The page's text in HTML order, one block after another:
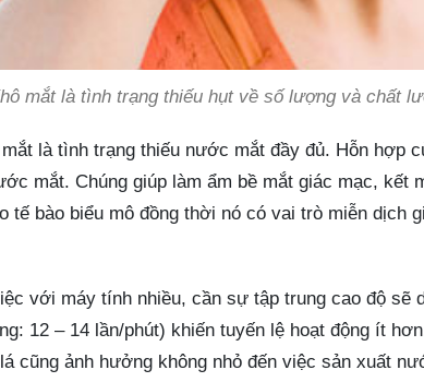
mắt là tình trạng thiếu hụt về số lượng và chất
là tình trạng thiếu nước mắt đầy đủ. Hỗn hợp
mắt. Chúng giúp làm ẩm bề mắt giác mạc, kết
tế bào biểu mô đồng thời nó có vai trò miễn dịch
với máy tính nhiều, cần sự tập trung cao độ sẽ
12 – 14 lần/phút) khiến tuyến lệ hoạt động ít
cũng ảnh hưởng không nhỏ đến việc sản xuất